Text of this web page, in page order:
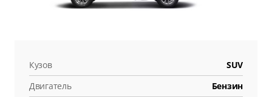
Кузов
SUV
Двигатель
Бензин